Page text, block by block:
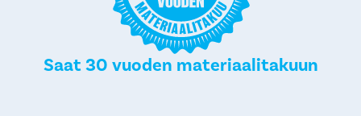
Saat 30 vuoden materiaalitakuun